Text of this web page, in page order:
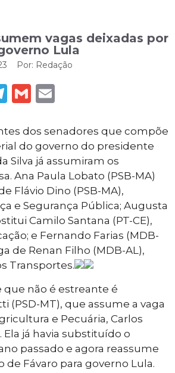
vagas deixadas por
Lula
Por: Redação
Telegram
Gmail
dos senadores que compõe
do governo do presidente
Silva já assumiram os
Ana Paula Lobato (PSB-MA)
Flávio Dino (PSB-MA),
e Segurança Pública; Augusta
Camilo Santana (PT-CE),
e Fernando Farias (MDB-
de Renan Filho (MDB-AL),
Transportes.
não é estreante é
(PSD-MT), que assume a vaga
e Pecuária, Carlos
Ela já havia substituído o
passado e agora reassume
de Fávaro para governo Lula.